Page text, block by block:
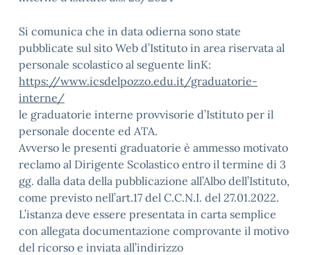
Si comunica che in data odierna sono state
pubblicate sul sito Web d’Istituto in area riservata al
personale scolastico al seguente linK:
https://www.icsdelpozzo.edu.it/graduatorie-
interne/
le graduatorie interne provvisorie d’Istituto per il
personale docente ed ATA.
Avverso le presenti graduatorie è ammesso motivato
reclamo al Dirigente Scolastico entro il termine di 3
gg. dalla data della pubblicazione all’Albo dell’Istituto,
come previsto nell’art.17 del C.C.N.I. del 27.01.2022.
L’istanza deve essere presentata in carta semplice
con allegata documentazione comprovante il motivo
del ricorso e inviata all’indirizzo